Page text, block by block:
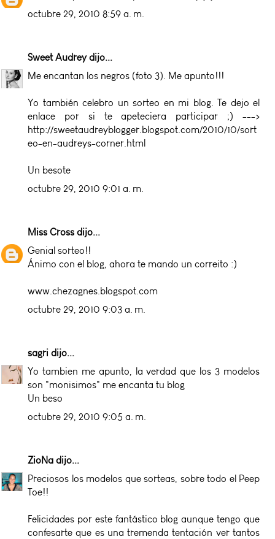
octubre 29, 2010 8:59 a. m.
Sweet Audreydijo...
Me encantan los negros (foto 3). Me apunto!!!
Yo también celebro un sorteo en mi blog. Te dejo el
enlace por si te apeteciera participar ;) --->
http://sweetaudreyblogger.blogspot.com/2010/10/sort
eo-en-audreys-corner.html
Un besote
octubre 29, 2010 9:01 a. m.
Miss Cross dijo...
Genial sorteo!!
Ánimo con el blog, ahora te mando un correito :)
www.chezagnes.blogspot.com
octubre 29, 2010 9:03 a. m.
sagri dijo...
Yo tambien me apunto, la verdad que los 3 modelos
son "monisimos" me encanta tu blog
Un beso
octubre 29, 2010 9:05 a. m.
ZioNa dijo...
Preciosos los modelos que sorteas, sobre todo el Peep
Toe!!
Felicidades por este fantástico blog aunque tengo que
confesarte que es una tremenda tentación ver tantos